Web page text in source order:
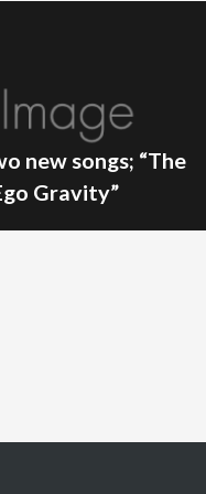
new songs; “The
Gravity”